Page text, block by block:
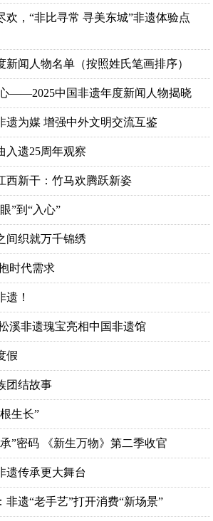
欢，“非比寻常 寻美东城”非遗体验点
新闻人物名单（按照姓氏笔画排序）
——2025中国非遗年度新闻人物揭晓
遗为媒 增强中外文明交流互鉴
遗25周年观察
西新干：竹马欢腾跃新姿
”到“入心”
间织就万千锦绣
时代需求
遗！
溪非遗瑰宝亮相中国非遗馆
假
团结故事
生长”
”密码 《新生万物》第二季收官
遗传承更大舞台
非遗“老手艺”打开消费“新场景”